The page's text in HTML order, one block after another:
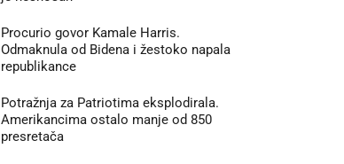
Procurio govor Kamale Harris.
Odmaknula od Bidena i žestoko napala
republikance
Potražnja za Patriotima eksplodirala.
Amerikancima ostalo manje od 850
presretača